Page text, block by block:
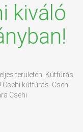
kiváló
területén. Kútfúrás
kútfúrás. Csehi
Csehi